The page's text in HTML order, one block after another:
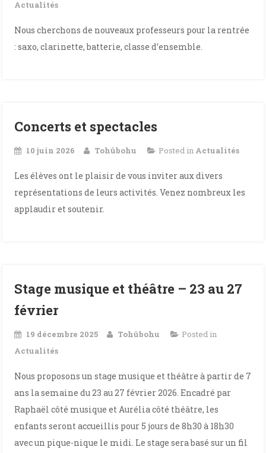
Actualités
Nous cherchons de nouveaux professeurs pour la rentrée
: saxo, clarinette, batterie, classe d’ensemble.
Concerts et spectacles
10 juin 2026 Tohûbohu Posted in Actualités
Les élèves ont le plaisir de vous inviter aux divers
représentations de leurs activités. Venez nombreux les
applaudir et soutenir.
Stage musique et théâtre – 23 au 27
février
19 décembre 2025 Tohûbohu
Posted in
Actualités
Nous proposons un stage musique et théâtre à partir de 7
ans la semaine du 23 au 27 février 2026. Encadré par
Raphaël côté musique et Aurélia côté théâtre, les
enfants seront accueillis pour 5 jours de 8h30 à 18h30
avec un pique-nique le midi. Le stage sera basé sur un fil